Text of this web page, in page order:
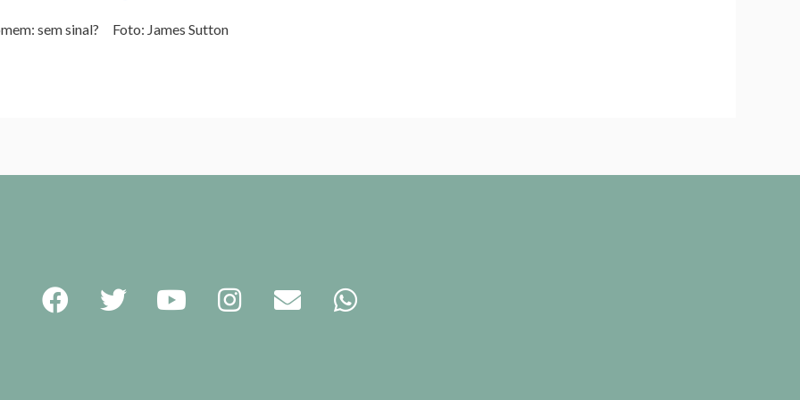
sem sinal? Foto: James Sutton